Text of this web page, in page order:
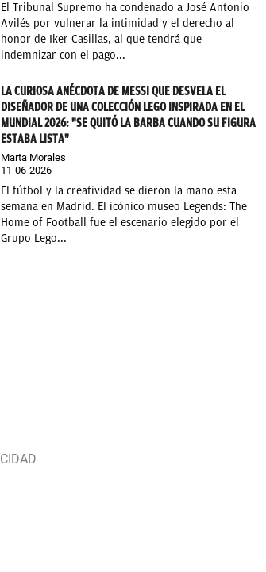
El Tribunal Supremo ha condenado a José Antonio
Avilés por vulnerar la intimidad y el derecho al
honor de Iker Casillas, al que tendrá que
indemnizar con el pago...
LA CURIOSA ANÉCDOTA DE MESSI QUE DESVELA EL
DISEÑADOR DE UNA COLECCIÓN LEGO INSPIRADA EN EL
MUNDIAL 2026: "SE QUITÓ LA BARBA CUANDO SU FIGURA
ESTABA LISTA"
Marta Morales
11-06-2026
El fútbol y la creatividad se dieron la mano esta
semana en Madrid. El icónico museo Legends: The
Home of Football fue el escenario elegido por el
Grupo Lego...